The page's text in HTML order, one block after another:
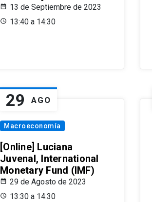
13 de Septiembre de 2023
13:40 a 14:30
29 AGO
Macroeconomía
[Online] Luciana
Juvenal, International
Monetary Fund (IMF)
29 de Agosto de 2023
13:30 a 14:30